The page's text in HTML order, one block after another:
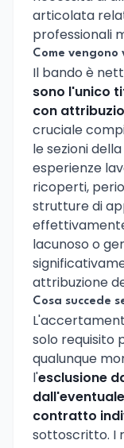
articolata
professionali
Come
Il bando è
sono l'unico
con
cruciale
le sezioni
esperienze
ricoperti,
strutture di
lacunoso o
attribuzione
Cosa succede
solo requisito
qualunque
l'esclusione
contratto
sottoscritto. I